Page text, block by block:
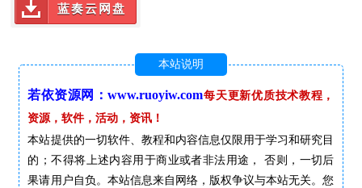
蓝奏云网盘
本站说明
若依资源网：www.ruoyiw.com每天更新优质技术教程，
资源，软件，活动，资讯！
本站提供的一切软件、教程和内容信息仅限用于学习和研究目
的；不得将上述内容用于商业或者非法用途， 否则，一切后
果请用户自负。本站信息来自网络，版权争议与本站无关。您